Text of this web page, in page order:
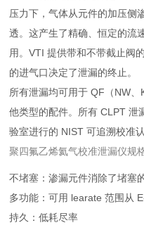
压力下，气体从元件的加压侧
透。这产生了精确、恒定的流
用。VTI 提供带和不带截止阀
的进气口决定了泄漏的终止。
所有泄漏均可用于 QF（NW
他类型的配件。所有 CLPT 泄
验室进行的 NIST 可追溯校准认
聚四氟乙烯氦气校准泄漏仪规
不堵塞：渗漏元件消除了堵塞
多功能：可用 learate 范围从
持久：低耗尽率